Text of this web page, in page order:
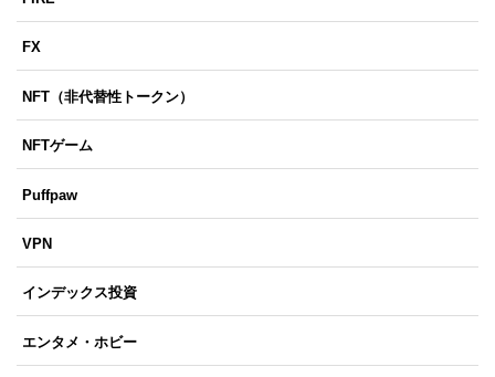
FX
NFT（非代替性トークン）
NFTゲーム
Puffpaw
VPN
インデックス投資
エンタメ・ホビー